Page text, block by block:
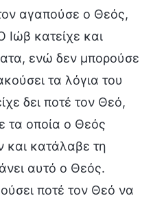
αγαπούσε ο Θεός,
Ιώβ κατείχε και
ενώ δεν μπορούσε
τα λόγια του
δει ποτέ τον Θεό,
τα οποία ο Θεός
και κατάλαβε τη
αυτό ο Θεός.
ποτέ τον Θεό να